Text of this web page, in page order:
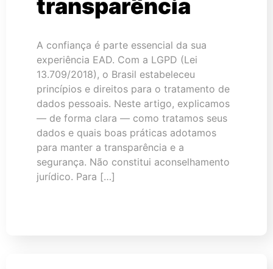
transparência
A confiança é parte essencial da sua
experiência EAD. Com a LGPD (Lei
13.709/2018), o Brasil estabeleceu
princípios e direitos para o tratamento de
dados pessoais. Neste artigo, explicamos
— de forma clara — como tratamos seus
dados e quais boas práticas adotamos
para manter a transparência e a
segurança. Não constitui aconselhamento
jurídico. Para […]